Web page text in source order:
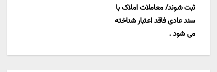
ثبت شوند/ معاملات املاک با
سند عادی فاقد اعتبار شناخته
می شود .